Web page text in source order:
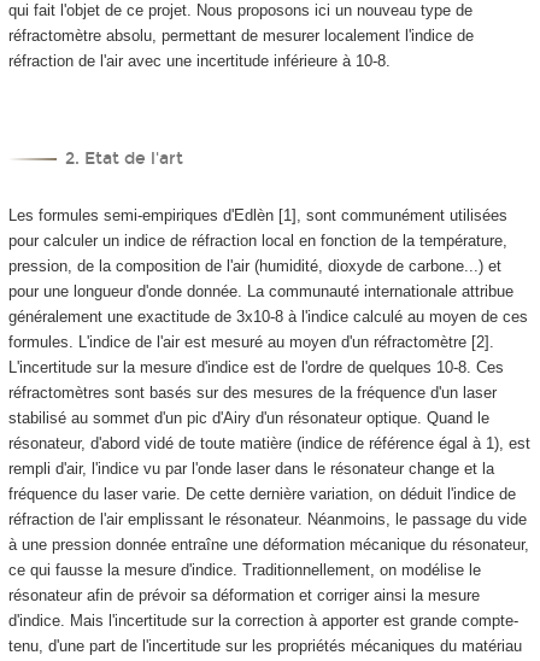
qui fait l'objet de ce projet. Nous proposons ici un nouveau type de
réfractomètre absolu, permettant de mesurer localement l'indice de
réfraction de l'air avec une incertitude inférieure à 10-8.
2. Etat de l'art
Les formules semi-empiriques d'Edlèn [1], sont communément utilisées
pour calculer un indice de réfraction local en fonction de la température,
pression, de la composition de l'air (humidité, dioxyde de carbone...) et
pour une longueur d'onde donnée. La communauté internationale attribue
généralement une exactitude de 3x10-8à l'indice calculé au moyen de ces
formules. L'indice de l'air est mesuré au moyen d'un réfractomètre [2].
L'incertitude sur la mesure d'indice est de l'ordre de quelques 10-8. Ces
réfractomètres sont basés sur des mesures de la fréquence d'un laser
stabilisé au sommet d'un pic d'Airy d'un résonateur optique. Quand le
résonateur, d'abord vidé de toute matière (indice de référence égal à 1), est
rempli d'air, l'indice vu par l'onde laser dans le résonateur change et la
fréquence du laser varie. De cette dernière variation, on déduit l'indice de
réfraction de l'air emplissant le résonateur. Néanmoins, le passage du vide
à une pression donnée entraîne une déformation mécanique du résonateur,
ce qui fausse la mesure d'indice. Traditionnellement, on modélise le
résonateur afin de prévoir sa déformation et corriger ainsi la mesure
d'indice. Mais l'incertitude sur la correction à apporter est grande compte-
tenu, d'une part de l'incertitude sur les propriétés mécaniques du matériau